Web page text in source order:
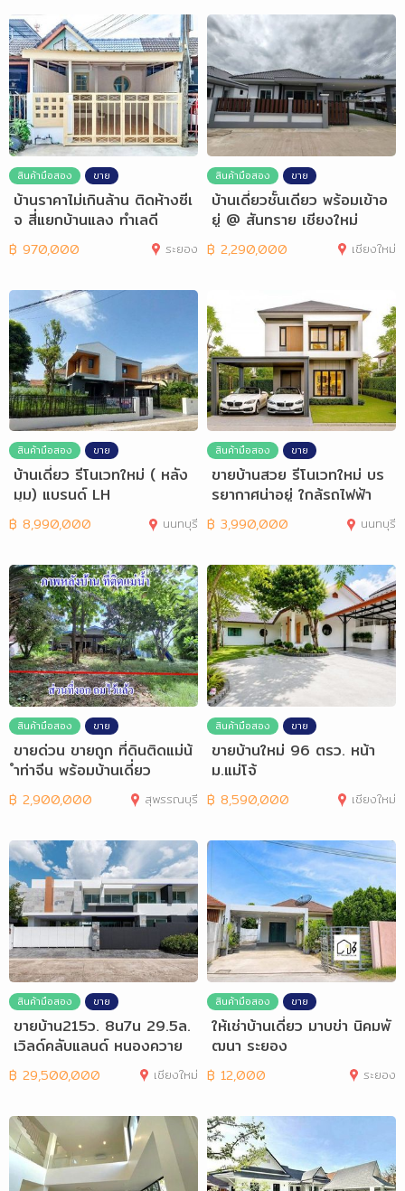
สินค้ามือสอง ขาย
บ้านราคาไม่เกินล้าน ติดห้างซีเ
จ สี่แยกบ้านแลง ทำเลดี
฿ 970,000 ระยอง
สินค้ามือสอง ขาย
บ้านเดี่ยวชั้นเดียว พร้อมเข้าอ
ยู่ @ สันทราย เชียงใหม่
฿ 2,290,000 เชียงใหม่
สินค้ามือสอง ขาย
บ้านเดี่ยว รีโนเวทใหม่ ( หลัง
มุม) แบรนด์ LH
฿ 8,990,000 นนทบุรี
สินค้ามือสอง ขาย
ขายบ้านสวย รีโนเวทใหม่ บร
รยากาศน่าอยู่ ใกล้รถไฟฟ้า
฿ 3,990,000 นนทบุรี
สินค้ามือสอง ขาย
ขายด่วน ขายถูก ที่ดินติดแม่น้
ำท่าจีน พร้อมบ้านเดี่ยว
฿ 2,900,000 สุพรรณบุรี
สินค้ามือสอง ขาย
ขายบ้านใหม่ 96 ตรว. หน้า
ม.แม่โจ้
฿ 8,590,000 เชียงใหม่
สินค้ามือสอง ขาย
ขายบ้าน215ว. 8น7น 29.5ล.
เวิลด์คลับแลนด์ หนองควาย
หางดง
฿ 29,500,000 เชียงใหม่
สินค้ามือสอง ขาย
ให้เช่าบ้านเดี่ยว มาบข่า นิคมพั
ฒนา ระยอง
฿ 12,000 ระยอง